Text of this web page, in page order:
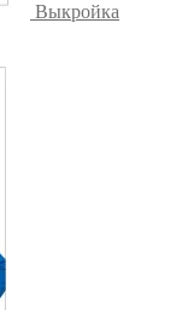
Выкройка